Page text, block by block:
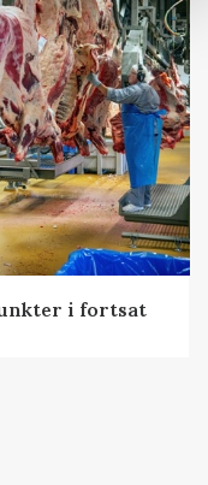
i fortsat